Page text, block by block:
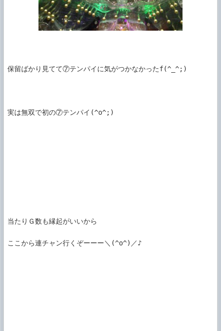
保留ばかり見てて⑦テンパイに気がつかなかったf(^_^;)
実は無双で初の⑦テンパイ(^o^;)
当たりＧ数も縁起がいいから
ここから連チャン行くぞーーー＼(^o^)／♪